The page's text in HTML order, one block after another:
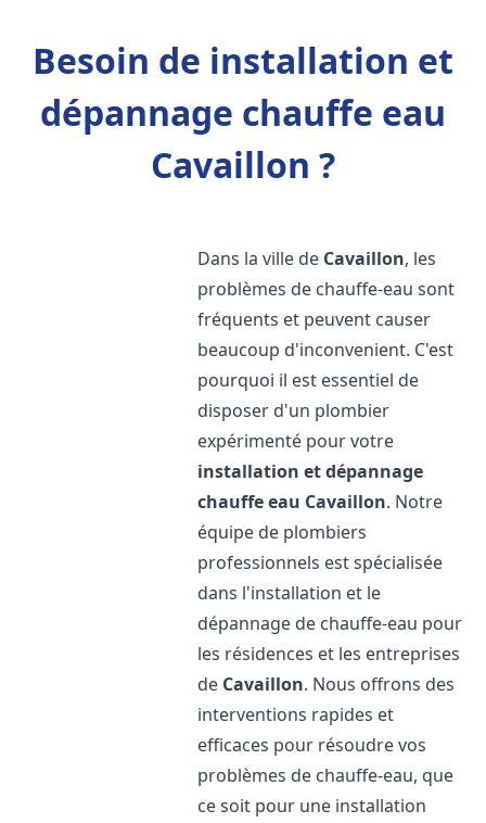
Besoin de installation et
dépannage chauffe eau
Cavaillon ?
Dans la ville de Cavaillon, les
problèmes de chauffe-eau sont
fréquents et peuvent causer
beaucoup d'inconvenient. C'est
pourquoi il est essentiel de
disposer d'un plombier
expérimenté pour votre
installation et dépannage
chauffe eau Cavaillon. Notre
équipe de plombiers
professionnels est spécialisée
dans l'installation et le
dépannage de chauffe-eau pour
les résidences et les entreprises
de Cavaillon. Nous offrons des
interventions rapides et
efficaces pour résoudre vos
problèmes de chauffe-eau, que
ce soit pour une installation